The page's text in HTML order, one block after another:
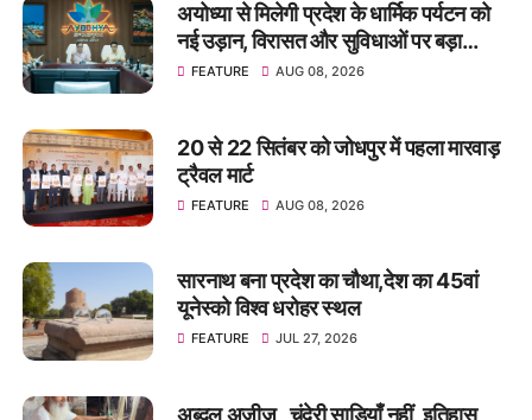
अयोध्या से मिलेगी प्रदेश के धार्मिक पर्यटन को
नई उड़ान, विरासत और सुविधाओं पर बड़ा
फोकस : अमृत अभिजात
FEATURE AUG 08, 2026
20 से 22 सितंबर को जोधपुर में पहला मारवाड़
ट्रैवल मार्ट
FEATURE AUG 08, 2026
सारनाथ बना प्रदेश का चौथा,देश का 45वां
यूनेस्को विश्व धरोहर स्थल
FEATURE JUL 27, 2026
अब्दुल अज़ीज़ , चंदेरी साड़ियाँ नहीं ,इतिहास